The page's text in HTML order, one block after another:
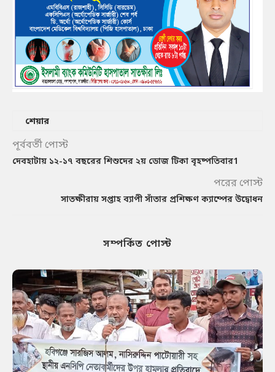
শেয়ার
পূর্ববর্তী পোস্ট
দেবহাটায় ১২-১৭ বছরের শিশুদের ২য় ডোজ টিকা বৃহষ্পতিবার1
পরের পোস্ট
সাতক্ষীরায় সপ্তাহ ব্যাপী সাঁতার প্রশিক্ষণ ক্যাম্পের উদ্বোধন
সম্পর্কিত পোস্ট